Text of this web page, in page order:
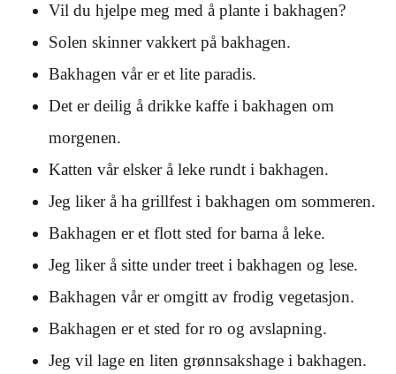
Vil du hjelpe meg med å plante i bakhagen?
Solen skinner vakkert på bakhagen.
Bakhagen vår er et lite paradis.
Det er deilig å drikke kaffe i bakhagen om
morgenen.
Katten vår elsker å leke rundt i bakhagen.
Jeg liker å ha grillfest i bakhagen om sommeren.
Bakhagen er et flott sted for barna å leke.
Jeg liker å sitte under treet i bakhagen og lese.
Bakhagen vår er omgitt av frodig vegetasjon.
Bakhagen er et sted for ro og avslapning.
Jeg vil lage en liten grønnsakshage i bakhagen.